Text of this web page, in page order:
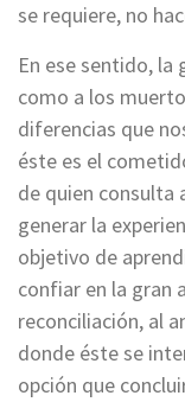
se requiere, no
En ese sentido, la
como a los
diferencias que
éste es el
de quien consulta
generar la
objetivo de
confiar en la gran
reconciliación, al
donde éste se
opción que